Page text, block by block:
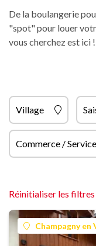
De la boulangerie
"spot" pour louer
vous cherchez est ici !
Village
Commerce / Service
Réinitialiser les filtres
Champagny en